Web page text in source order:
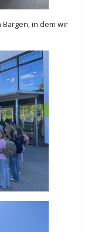
in dem wir